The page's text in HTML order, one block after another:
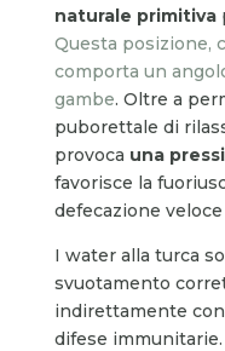
naturale primitiva
Questa posizione,
comporta un
gambe. Oltre a
puborettale di
provoca una
favorisce la
defecazione
I water alla turca
svuotamento
indirettamente
difese